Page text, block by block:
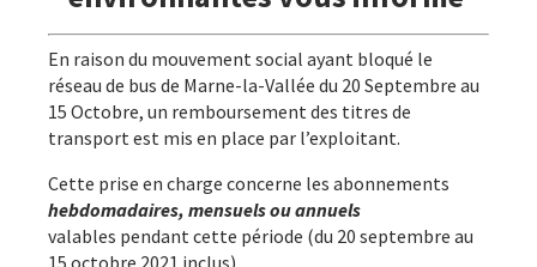
En raison du mouvement social ayant bloqué le
réseau de bus de Marne-la-Vallée du 20 Septembre au
15 Octobre, un remboursement des titres de
transport est mis en place par l’exploitant.
Cette prise en charge concerne les abonnements
hebdomadaires, mensuels ou annuels
valables pendant cette période (du 20 septembre au
15 octobre 2021 inclus).